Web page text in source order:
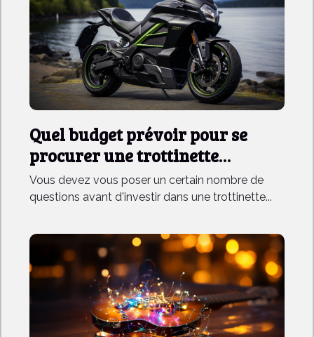
Quel budget prévoir pour se
procurer une trottinette
électrique ?
Vous devez vous poser un certain nombre de
questions avant d'investir dans une trottinette...